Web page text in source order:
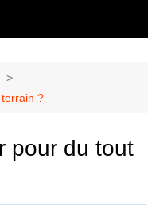
?
pour du tout